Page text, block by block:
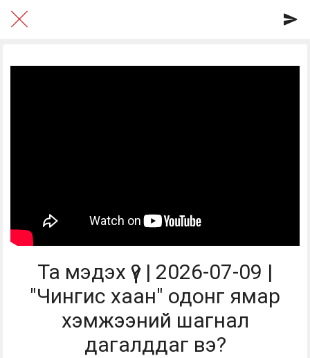
Та мэдэх үү? | 2026-07-09 |
"Чингис хаан" одонг ямар
хэмжээний шагнал
дагалддаг вэ?